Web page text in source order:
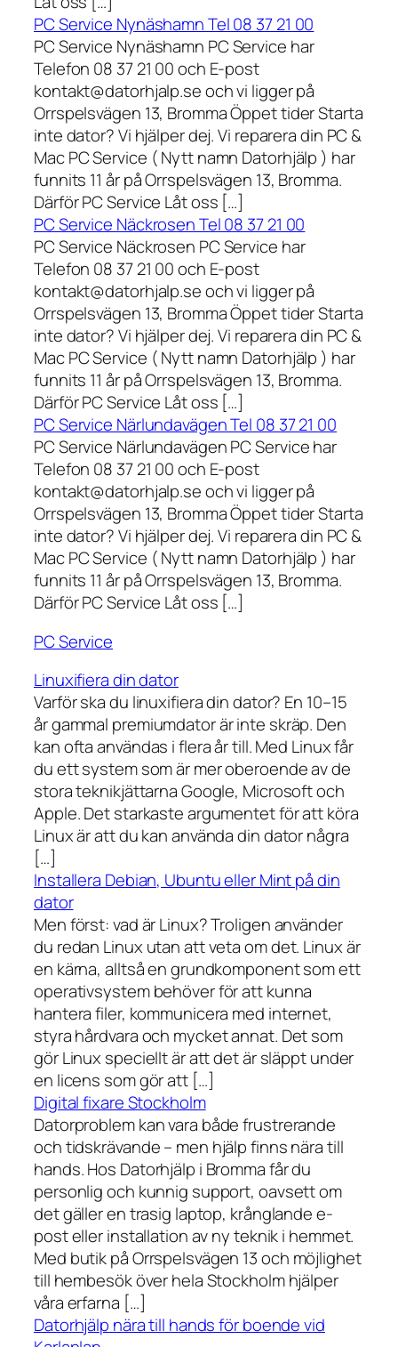
PC Service Nynäshamn Tel 08 37 21 00
PC Service Nynäshamn PC Service har
Telefon 08 37 21 00 och E-post
kontakt@datorhjalp.se och vi ligger på
Orrspelsvägen 13, Bromma Öppet tider Starta
inte dator? Vi hjälper dej. Vi reparera din PC &
Mac PC Service ( Nytt namn Datorhjälp ) har
funnits 11 år på Orrspelsvägen 13, Bromma.
Därför PC Service Låt oss […]
PC Service Näckrosen Tel 08 37 21 00
PC Service Näckrosen PC Service har
Telefon 08 37 21 00 och E-post
kontakt@datorhjalp.se och vi ligger på
Orrspelsvägen 13, Bromma Öppet tider Starta
inte dator? Vi hjälper dej. Vi reparera din PC &
Mac PC Service ( Nytt namn Datorhjälp ) har
funnits 11 år på Orrspelsvägen 13, Bromma.
Därför PC Service Låt oss […]
PC Service Närlundavägen Tel 08 37 21 00
PC Service Närlundavägen PC Service har
Telefon 08 37 21 00 och E-post
kontakt@datorhjalp.se och vi ligger på
Orrspelsvägen 13, Bromma Öppet tider Starta
inte dator? Vi hjälper dej. Vi reparera din PC &
Mac PC Service ( Nytt namn Datorhjälp ) har
funnits 11 år på Orrspelsvägen 13, Bromma.
Därför PC Service Låt oss […]
PC Service
Linuxifiera din dator
Varför ska du linuxifiera din dator? En 10–15
år gammal premiumdator är inte skräp. Den
kan ofta användas i flera år till. Med Linux får
du ett system som är mer oberoende av de
stora teknikjättarna Google, Microsoft och
Apple. Det starkaste argumentet för att köra
Linux är att du kan använda din dator några
[…]
Installera Debian, Ubuntu eller Mint på din
dator
Men först: vad är Linux? Troligen använder
du redan Linux utan att veta om det. Linux är
en kärna, alltså en grundkomponent som ett
operativsystem behöver för att kunna
hantera filer, kommunicera med internet,
styra hårdvara och mycket annat. Det som
gör Linux speciellt är att det är släppt under
en licens som gör att […]
Digital fixare Stockholm
Datorproblem kan vara både frustrerande
och tidskrävande – men hjälp finns nära till
hands. Hos Datorhjälp i Bromma får du
personlig och kunnig support, oavsett om
det gäller en trasig laptop, krånglande e-
post eller installation av ny teknik i hemmet.
Med butik på Orrspelsvägen 13 och möjlighet
till hembesök över hela Stockholm hjälper
våra erfarna […]
Datorhjälp nära till hands för boende vid